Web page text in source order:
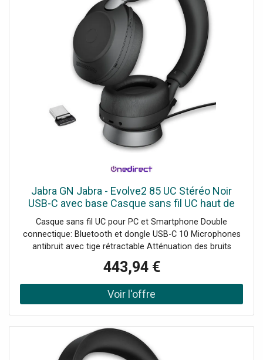
Jabra GN Jabra - Evolve2 85 UC Stéréo Noir
USB-C avec base Casque sans fil UC haut de
gamme pour PC et téléphone portable avec
connexion dongle USB-C et base
Casque sans fil UC pour PC et Smartphone Double
connectique: Bluetooth et dongle USB-C 10 Microphones
antibruit avec tige rétractable Atténuation des bruits
parasites numérique Autonomie jusqu'à 37hd'utilisation
Compatible avec tous les Softphones du marché
443,94 €